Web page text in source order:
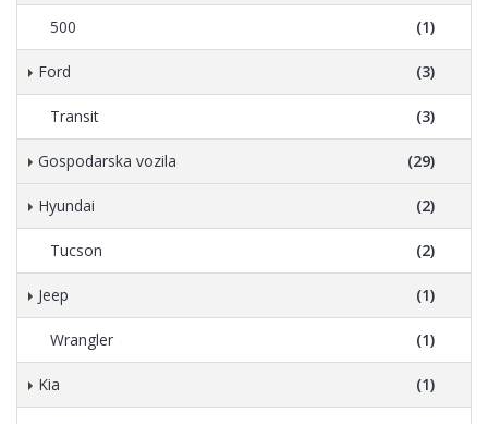
500 (1)
Ford (3)
Transit (3)
Gospodarska vozila (29)
Hyundai (2)
Tucson (2)
Jeep (1)
Wrangler (1)
Kia (1)